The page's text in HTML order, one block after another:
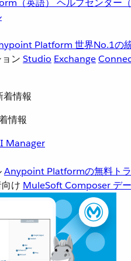
（英語） ヘルプセンター（
Platform 世界No.1の
ン Studio Exchange
着情報
情報
Manager
Anypoint Platformの無料ト
け MuleSoft Composer デ